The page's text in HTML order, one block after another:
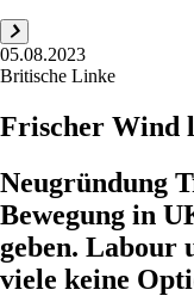
05.08.2023
Britische Linke
Frischer Wind
Neugründung
Bewegung in
geben.
viele keine